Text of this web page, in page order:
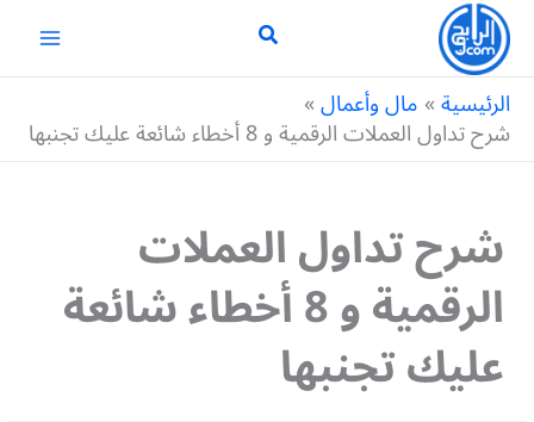
تخطي
المحتوى
الرئيسية مال وأعمال
شرح تداول العملات الرقمية و 8 أخطاء شائعة عليك تجنبها
شرح تداول العملات
الرقمية و 8 أخطاء شائعة
عليك تجنبها